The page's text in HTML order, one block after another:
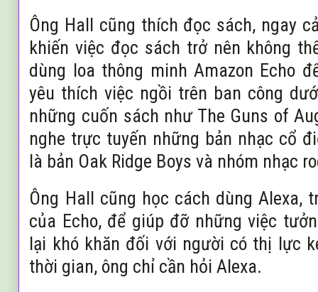
Ông Hall cũng thích đọc sách, ngay
khiến việc đọc sách trở nên không
dùng loa thông minh Amazon Echo
yêu thích việc ngồi trên ban công
những cuốn sách như The Guns of
nghe trực tuyến những bản nhạc cổ
là bản Oak Ridge Boys và nhóm nhạc
Ông Hall cũng học cách dùng Alexa,
của Echo, để giúp đỡ những việc
lại khó khăn đối với người có thị lực
thời gian, ông chỉ cần hỏi Alexa.